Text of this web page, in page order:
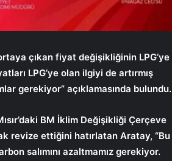
çıkan fiyat değişikliğinin LPG’ye
LPG’ye olan ilgiyi de artırmış
gerekiyor” açıklamasında bulundu.
BM İklim Değişikliği Çerçeve
revize ettiğini hatırlatan Aratay, “Bu
salımını azaltmamız gerekiyor.